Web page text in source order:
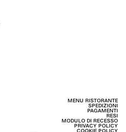
MENU RISTORANTE
SPEDIZIONI
PAGAMENTI
RESI
MODULO DI RECESSO
PRIVACY POLICY
COOKIE POLICY